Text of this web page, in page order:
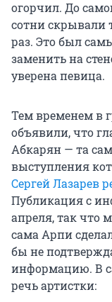
огорчил. До
сотни скрывали
раз. Это был
заменить на
уверена певица.
Тем временем в
объявили, что
Абкарян — та
выступления
Сергей Лазарев
Публикация с
апреля, так что
сама Арпи
бы не
информацию. В
речь артистки: